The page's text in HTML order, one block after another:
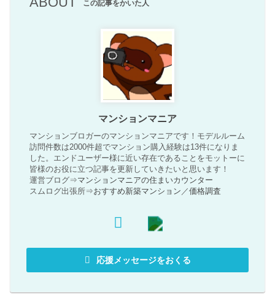
この記事をかいた人
マンションマニア
マンションブロガーのマンションマニアです！モデルルーム
訪問件数は2000件超でマンション購入経験は13件になりま
した。エンドユーザー様に近い存在であることをモットーに
皆様のお役に立つ記事を更新していきたいと思います！
運営ブログ⇒マンションマニアの住まいカウンター
スムログ出張所⇒おすすめ新築マンション ／価格調査
応援メッセージをおくる